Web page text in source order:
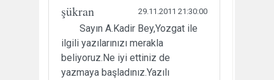
şükran 29.11.2011 21:30:00
Sayın A.Kadir Bey,Yozgat ile
ilgili yazılarınızı merakla
beliyoruz.Ne iyi ettiniz de
yazmaya başladınız.Yazılı